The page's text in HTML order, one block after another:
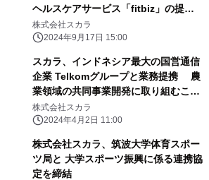
ヘルスケアサービス「fitbiz」の提供
を開始
株式会社スカラ
2024年9月17日 15:00
スカラ、インドネシア最大の国営通信
企業 Telkomグループと業務提携 農
業領域の共同事業開発に取り組むこと
に合意
株式会社スカラ
2024年4月2日 11:00
株式会社スカラ、筑波大学体育スポー
ツ局と 大学スポーツ振興に係る連携協
定を締結